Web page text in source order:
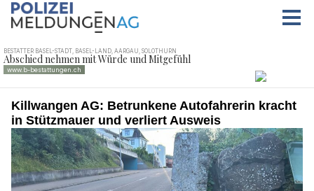
Killwangen AG: Betrunkene Autofahrerin kracht
in Stützmauer und verliert Ausweis